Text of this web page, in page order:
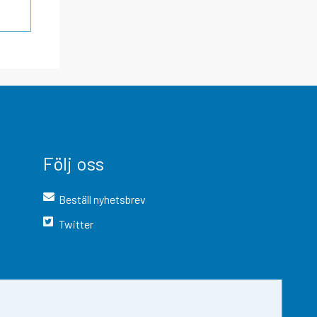
Följ oss
Beställ nyhetsbrev
Twitter